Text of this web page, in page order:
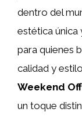
dentro del
estética única
para quienes
calidad y
Weekend
un toque